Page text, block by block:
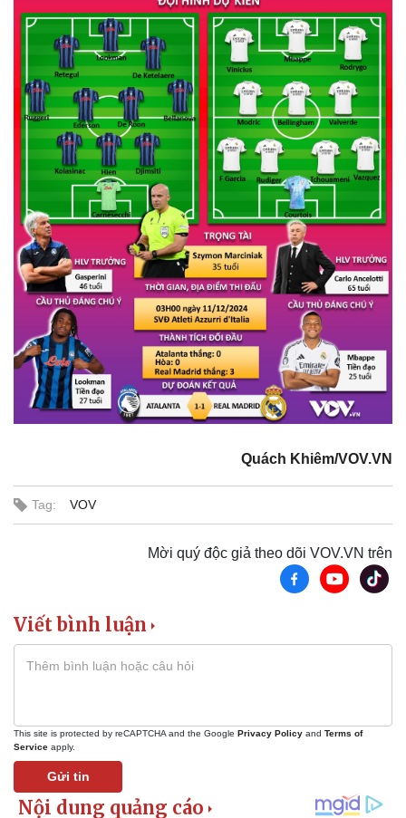
Quan sát
Cuộc sống đó đây
Hồ sơ
Multimedia
Video
E-Magazine
Infographic
Quách Khiêm/VOV.VN
Tag: VOV
Mời quý độc giả theo dõi VOV.VN trên
Viết bình luận
This site is protected by reCAPTCHA and the Google Privacy Policy and Terms of
Service apply.
Gửi tin